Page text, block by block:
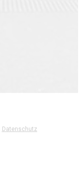
Datenschutz